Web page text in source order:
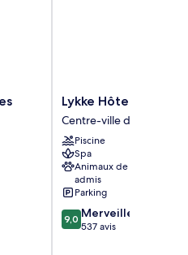
Lykke
Hôtel
&
Spa
Chamonix
Centre-
ville
de
Chamonix
Lykke Hôtel & Spa
Centre-ville de
Piscine
Spa
Animaux de compagnie
admis
Parking
9.0
sur
9,0 Merveilleux
537 avis